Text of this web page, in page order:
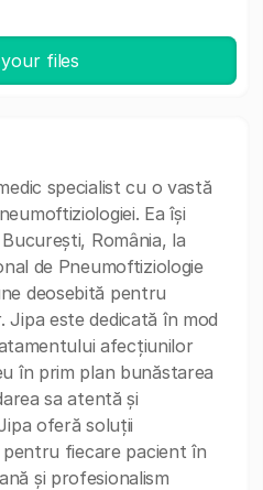
files
specialist cu o vastă
Ea își
România, la
de Pneumoftiziologie
deosebită pentru
Jipa este dedicată în mod
afecțiunilor
în prim plan bunăstarea
sa atentă și
oferă soluții
fiecare pacient în
și profesionalism